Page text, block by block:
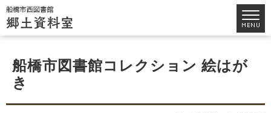
船橋市図書館コレクション 絵はが
き